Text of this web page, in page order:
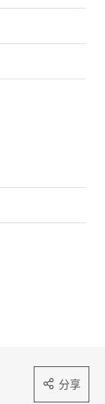
分享